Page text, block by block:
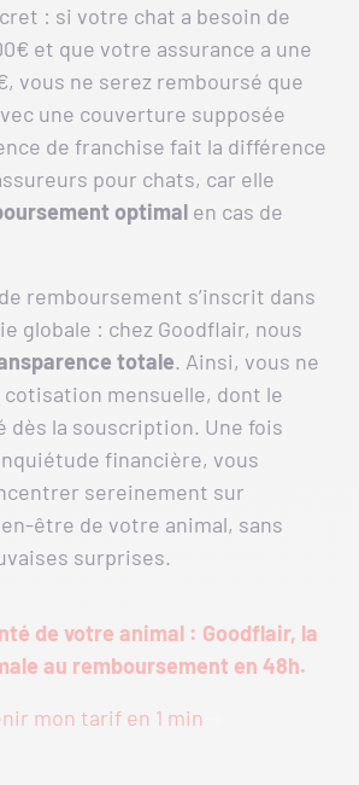
: si votre chat a besoin de
et que votre assurance a une
vous ne serez remboursé que
une couverture supposée
de franchise fait la différence
pour chats, car elle
optimal en cas de
remboursement s’inscrit dans
globale : chez Goodflair, nous
totale. Ainsi, vous ne
cotisation mensuelle, dont le
dès la souscription. Une fois
financière, vous
sereinement sur
être de votre animal, sans
surprises.
de votre animal : Goodflair, la
au remboursement en 48h.
mon tarif en 1 min